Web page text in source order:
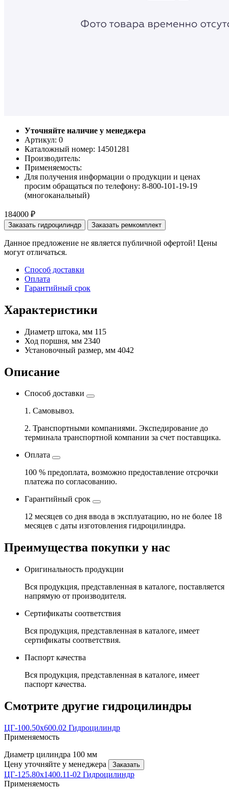
Уточняйте наличие у менеджера
Артикул: 0
Каталожный номер: 14501281
Производитель:
Применяемость:
Для получения информации о продукции и ценах
просим обращаться по телефону: 8-800-101-19-19
(многоканальный)
184000 ₽
Заказать гидроцилиндр Заказать ремкомплект
Данное предложение не является публичной офертой! Цены
могут отличаться.
Способ доставки
Оплата
Гарантийный срок
Характеристики
Диаметр штока, мм 115
Ход поршня, мм 2340
Установочный размер, мм 4042
Описание
Способ доставки
1. Самовывоз.
2. Транспортными компаниями. Экспедирование до
терминала транспортной компании за счет поставщика.
Оплата
100 % предоплата, возможно предоставление отсрочки
платежа по согласованию.
Гарантийный срок
12 месяцев со дня ввода в эксплуатацию, но не более 18
месяцев с даты изготовления гидроцилиндра.
Преимущества покупки у нас
Оригинальность продукции
Вся продукция, представленная в каталоге, поставляется
напрямую от производителя.
Сертификаты соответствия
Вся продукция, представленная в каталоге, имеет
сертификаты соответствия.
Паспорт качества
Вся продукция, представленная в каталоге, имеет
паспорт качества.
Смотрите другие гидроцилиндры
ЦГ-100.50х600.02 Гидроцилиндр
Применяемость
Диаметр цилиндра 100 мм
Цену уточняйте у менеджера
Заказать
ЦГ-125.80х1400.11-02 Гидроцилиндр
Применяемость